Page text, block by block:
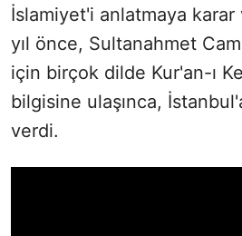
İslamiyet'i anlatmaya
yıl önce, Sultanahmet
için birçok dilde Kur'an-ı
bilgisine ulaşınca,
verdi.